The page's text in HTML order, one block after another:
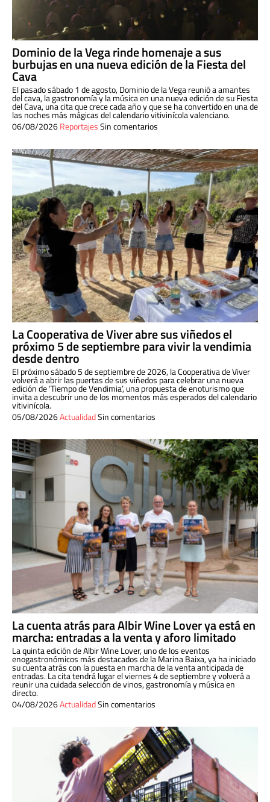
Dominio de la Vega rinde homenaje a sus
burbujas en una nueva edición de la Fiesta del
Cava
El pasado sábado 1 de agosto, Dominio de la Vega reunió a amantes
del cava, la gastronomía y la música en una nueva edición de su Fiesta
del Cava, una cita que crece cada año y que se ha convertido en una de
las noches más mágicas del calendario vitivinícola valenciano.
06/08/2026ReportajesSin comentarios
La Cooperativa de Viver abre sus viñedos el
próximo 5 de septiembre para vivir la vendimia
desde dentro
El próximo sábado 5 de septiembre de 2026, la Cooperativa de Viver
volverá a abrir las puertas de sus viñedos para celebrar una nueva
edición de ‘Tiempo de Vendimia’, una propuesta de enoturismo que
invita a descubrir uno de los momentos más esperados del calendario
vitivinícola.
05/08/2026ActualidadSin comentarios
La cuenta atrás para Albir Wine Lover ya está en
marcha: entradas a la venta y aforo limitado
La quinta edición de Albir Wine Lover, uno de los eventos
enogastronómicos más destacados de la Marina Baixa, ya ha iniciado
su cuenta atrás con la puesta en marcha de la venta anticipada de
entradas. La cita tendrá lugar el viernes 4 de septiembre y volverá a
reunir una cuidada selección de vinos, gastronomía y música en
directo.
04/08/2026ActualidadSin comentarios